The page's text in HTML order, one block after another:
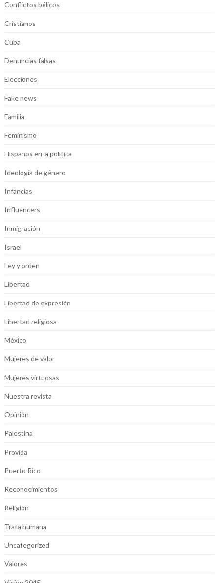
Conflictos bélicos
Cristianos
Cuba
Denuncias falsas
Elecciones
Fake news
Familia
Feminismo
Hispanos en la política
Ideología de género
Infancias
Influencers
Inmigración
Israel
Ley y orden
Libertad
Libertad de expresión
Libertad religiosa
México
Mujeres de valor
Mujeres virtuosas
Nuestra revista
Opinión
Palestina
Provida
Puerto Rico
Reconocimientos
Religión
Trata humana
Uncategorized
Valores